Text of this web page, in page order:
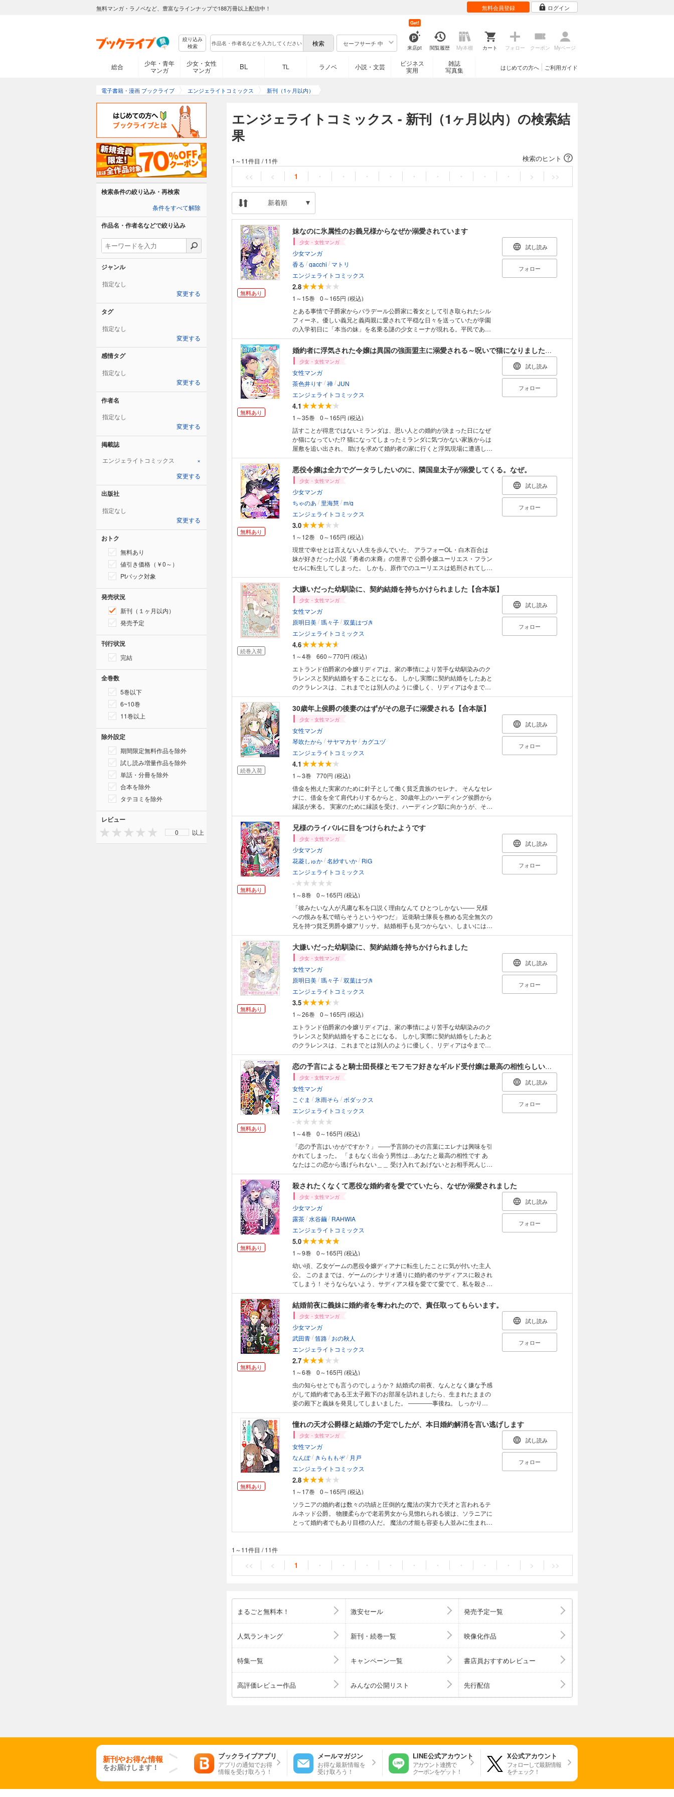
無料マンガ・ラノベなど、豊富なラインナップで188万冊以上配信中！ 無料会員登録 ログイン
絞り込み
検索
セーフサーチ 中
来店pt
Get!
閲覧履歴 My本棚 カート フォロー クーポン Myページ
総合
少年・青年
マンガ
少女・女性
マンガ
BL TL ラノベ 小説・文芸
ビジネス
実用
雑誌
写真集
ご利用ガイド
はじめての方へ
電子書籍・漫画 ブックライブ エンジェライトコミックス 新刊（1ヶ月以内）
エンジェライトコミックス - 新刊（1ヶ月以内）の検索結
果
検索のヒント
1～11件目 /11件
<< < 1 ・ ・ ・ ・ ・ ・ ・ ・ ・ > >>
新着順
無料あり
妹なのに氷属性のお義兄様からなぜか溺愛されています
少女・女性マンガ
少女マンガ
香る /gacchi / マトリ
エンジェライトコミックス
2.8
1～15巻
0～165円 (税込)
とある事情で子爵家からバラデール公爵家に養女として引き取られたシル
フィーネ。優しい義兄と義両親に愛されて平穏な日々を送っていたが学園
の入学初日に「本当の妹」を名乗る謎の少女ミーナが現れる。平民であり
ながら強い魔力で学園に入学し次々と周りを味方につけていくミーナに、
シルフィーネは身に覚えのない罪を着せられて… 義両親はミーナが妹であ
ることを否定するものの、義兄とよく似た容姿に平民とは思えない魔力を
もつミーナ。彼女は一体何者なのか？ 家族の秘密と義兄妹の愛が交差す
試し読み
フォロー
無料あり
婚約者に浮気された令嬢は異国の強面盟主に溺愛される～呪いで猫になりましたが、毎日モフられています～
少女・女性マンガ
女性マンガ
茶色井りす/禅/JUN
エンジェライトコミックス
4.1
1～35巻
0～165円 (税込)
話すことが得意ではないミランダは、思い人との婚約が決まった日になぜ
か猫になっていた!? 猫になってしまったミランダに気づかない家族からは
屋敷を追い出され、 助けを求めて婚約者の家に行くと浮気現場に遭遇し、
途方に暮れて彷徨うミランダ。 そんなミランダを救ったのは動物好きな強
面青年のバークで――。 バークは女運が超絶悪く女嫌いだったが、 猫だ
と思っているミランダには優しく甘やかし、ミランダもバークの優しさに
傷ついた心が癒されていく。 そんなある日、とあるきっかけで人間の姿に
試し読み
フォロー
無料あり
悪役令嬢は全力でグータラしたいのに、隣国皇太子が溺愛してくる。なぜ。
少女・女性マンガ
少女マンガ
ちゃのあ / 里海慧/m/g
エンジェライトコミックス
3.0
1～12巻
0～165円 (税込)
現世で幸せとは言えない人生を歩んでいた、 アラフォーOL・白木百合は
妹が好きだった小説『勇者の末裔』の世界で 公爵令嬢ユーリエス・フラン
セルに転生してしまった。 しかも、原作でのユーリエスは処刑されてしま
う バッドエンド確定の悪役令嬢だった！ 『現世だけでなく、転生した世
界でも不運な人生は歩みたくない！』 処刑回避のため王太子との婚約者を
辞退し、 有能で頼りがいのある護衛騎士フレッドの協力のもと隣国で事業
を立ち上げ 今度こそ幸せで悠々自適の暮らしを送ろうと物語への抵抗を始
める。 必死の努力の甲斐もあり、自分の人生を楽しむ目途も立ち、 働き
詰めだった前世の反動から これからは思いっきりダラダラ過ごすと決意し
たものの……。 王太子が復縁を迫ってきたり、 さらにはフレッドまでも
が求婚してきて――!？ 「……俺をただの男として見てもらえません
か？」 転生した世界では皇太子に溺愛される 幸せいっぱいのハートフル
ストーリー！ 【毎月第一木曜日配信予定】
試し読み
フォロー
続巻入荷
大嫌いだった幼馴染に、契約結婚を持ちかけられました【合本版】
少女・女性マンガ
女性マンガ
原明日美/瑪々子/双葉はづき
エンジェライトコミックス
4.6
1～4巻
660～770円 (税込)
エトランド伯爵家の令嬢リディアは、家の事情により苦手な幼馴染みのク
ラレンスと契約結婚をすることになる。 しかし実際に契約結婚をしたあと
のクラレンスは、これまでとは別人のように優しく、リディアは今までと
の違いに戸惑っていく。 徐々にリディアのクラレンスへの思いは変わ
り……。 大嫌いだったはずの幼馴染みとの契約結婚によってリディアの人
生がまるっと変わるラブストーリーのはじまり！ 【合本版限定 描き下ろ
し特典漫画収録！】 ※本作品は『大嫌いだった幼馴染に、契約結婚を持ち
かけられました』第1巻～6巻を収録した合本版です。
試し読み
フォロー
続巻入荷
30歳年上侯爵の後妻のはずがその息子に溺愛される【合本版】
少女・女性マンガ
女性マンガ
琴吹たから /サヤマカヤ / カグユヅ
エンジェライトコミックス
4.1
1～3巻
770円 (税込)
借金を抱えた実家のために針子として働く貧乏貴族のセレナ。 そんなセレ
ナに、借金を全て肩代わりするからと、30歳年上のハーディング侯爵から
縁談が来る。 実家のために縁談を受け、ハーディング邸に向かうが、そこ
にいたのは女性たちから熱い視線を集める息子のフェリクスだった！ どう
やら結婚相手は30歳年上の侯爵ではなく、その息子のフェリクスのようで
――！？ 「思った通り甘い香りがするね」冷たいと思っていたフェリクス
になぜかセレナは戸惑うくらいに溺愛される――。 【合本版限定 描き下
ろし特典漫画収録！】 ※本作品は『30歳年上侯爵の後妻のはずがその息子
に溺愛される』第1巻～6巻を収録した合本版です。
試し読み
フォロー
無料あり
兄様のライバルに目をつけられたようです
少女・女性マンガ
少女マンガ
花菱しゅか/名紗すいか/ RiG
エンジェライトコミックス
-
1～8巻
0～165円 (税込)
「彼みたいな人が凡庸な私を口説く理由なんて ひとつしかない―― 兄様
への恨みを私で晴らそうというやつだ」 近衛騎士隊長を務める完全無欠の
兄を持つ貧乏男爵令嬢アリッサ。 結婚相手も見つからない、しまいには兄
との違いに落胆されるような 日々を送っていた彼女はある日、兄の同僚を
名乗る騎士セオルドに出会う。 華やかな王子様顔に紳士的で優しい彼に一
瞬で心を開いたアリッサは、 その日のうちに食事に誘われ舞い上がってい
た。 そう、すっかり忘れていたのだ。兄のことを目の敵にするライバルが
いたことなど――。 ひとりの男にコンプレックスを抱えるふたりが出会
う“運命の”溺愛ロマンス開幕！！ 【毎月第4木曜日配信予定】
試し読み
フォロー
無料あり
大嫌いだった幼馴染に、契約結婚を持ちかけられました
少女・女性マンガ
女性マンガ
原明日美/瑪々子/双葉はづき
エンジェライトコミックス
3.5
1～26巻
0～165円 (税込)
エトランド伯爵家の令嬢リディアは、家の事情により苦手な幼馴染みのク
ラレンスと契約結婚をすることになる。 しかし実際に契約結婚をしたあと
のクラレンスは、これまでとは別人のように優しく、リディアは今までと
の違いに戸惑っていく。 するとリディアたちが通う学園で、クラレンスと
の結婚に嫉妬した生徒たちからリディアに対するいじめが発生し…。 なん
とか対処しようとしている一方で、クラレンスの隠していた秘密を知って
しまうリディア。 徐々にリディアのクラレンスへの思いは変わり……。
大嫌いだったはずの幼馴染みとの契約結婚によってリディアの人生がまる
っと変わるラブストーリーのはじまり！ 【毎月 第四火曜日配信予定】
試し読み
フォロー
無料あり
恋の予言によると騎士団長様とモフモフ好きなギルド受付嬢は最高の相性らしいです。
少女・女性マンガ
女性マンガ
こぐま / 氷雨そら / ボダックス
エンジェライトコミックス
-
1～4巻
0～165円 (税込)
「恋の予言はいかがですか？」 ――予言師のその言葉にエレナは興味を引
かれてしまった。 「まもなく出会う男性は…あなたと最高の相性です あ
なたはこの恋から逃げられない＿＿ 受け入れてあげないとお相手死んじゃ
うんで」 予言師にそう告げられた相手は、王国騎士団長のレイ・ハルト
卿。 その人はエレナにとって淡い憧れに似た初恋の相手。 「…もう忘れ
よう！仕事に集中しないと！」 そんな彼女に騎士団へ魔法薬を届けに行く
仕事が任される。 そこに居たのは言葉を話す傷ついた銀の犬 彼女は知ら
試し読み
フォロー
無料あり
殺されたくなくて悪役な婚約者を愛でていたら、なぜか溺愛されました
少女・女性マンガ
少女マンガ
露茶/水谷繭/ RAHWIA
エンジェライトコミックス
5.0
1～9巻
0～165円 (税込)
幼い頃、乙女ゲームの悪役令嬢ディアナに転生したことに気が付いた主人
公。 このままでは、ゲームのシナリオ通りに婚約者のサディアスに殺され
てしまう！ そうならないよう、サディアス様を愛でて愛でて、私を殺さな
い、いい子に育ててあげなければ！ しかし、ディアナが前世の記憶を取り
戻したときにはすでに、サディアスとの関係は最悪だった。 優しくしても
疑いを持たれ、猜疑心を拭い去るのは難しそう。 だけど、婚約者をほだせ
なければ――殺されてしまう。 はたして、ディアナの運命は!? 【毎月第3
木曜日配信予定】
試し読み
フォロー
無料あり
結婚前夜に義妹に婚約者を奪われたので、責任取ってもらいます。
少女・女性マンガ
少女マンガ
武田青/笛路/ おの秋人
エンジェライトコミックス
2.7
1～6巻
0～165円 (税込)
虫の知らせとでも言うのでしょうか？ 結婚式の前夜、なんとなく嫌な予感
がして婚約者である王太子殿下のお部屋を訪れましたら、生まれたままの
姿の殿下と義妹を発見してしまいました。 ――――事後ね。 しっかりと
責任を取ってもらいましょう。覚悟は、よろしくて？ そう意気込んでニコ
レッタが乗り込んだ先は――――？ 初々しい想いと、絡まる様々な思惑と
悪意。それらに翻弄されながらも前を向くニコレッタ。 彼女を見守りつ
つ、隣で支えてくれたのは、国王陛下――ジェラルド。 来たる決戦（断
試し読み
フォロー
無料あり
憧れの天才公爵様と結婚の予定でしたが、本日婚約解消を言い逃げします
少女・女性マンガ
女性マンガ
なんぽ/ きらももぞ/ 月戸
エンジェライトコミックス
2.8
1～17巻
0～165円 (税込)
ソラニアの婚約者は数々の功績と圧倒的な魔法の実力で天才と言われるテ
ルネッド公爵。 物腰柔らかで老若男女から見惚れられる彼は、ソラニアに
とって婚約者でもあり目標の人だ。 魔法の才能も容姿も人並みに生まれた
ソラニアは、彼に認められたいがために努力を重ね秀才と呼ばれるまでに
とになったのか？そして、作戦を決行したソラニアに待ち受ける未来とは
――？ 【毎月 第三木曜日配信予定】
試し読み
フォロー
1～11件目 /11件
<< < 1 ・ ・ ・ ・ ・ ・ ・ ・ ・ > >>
まるごと無料本！ 激安セール 発売予定一覧
人気ランキング 新刊・続巻一覧 映像化作品
特集一覧 キャンペーン一覧 書店員おすすめレビュー
高評価レビュー作品 みんなの公開リスト 先行配信
検索条件の絞り込み・再検索
条件をすべて解除
作品名・作者名などで絞り込み
ジャンル
指定なし
変更する
タグ
指定なし
変更する
感情タグ
指定なし
変更する
作者名
指定なし
変更する
掲載誌
エンジェライトコミックス ×
変更する
出版社
指定なし
変更する
おトク
無料あり
値引き価格（￥0～）
Ptバック対象
発売状況
新刊（１ヶ月以内）
発売予定
刊行状況
完結
全巻数
5巻以下
6~10巻
11巻以上
除外設定
期間限定無料作品を除外
試し読み増量作品を除外
単話・分冊を除外
合本を除外
タテヨミを除外
レビュー
0 以上
新刊やお得な情報
をお届けします！
ブックライブアプリ
アプリの通知でお得
情報を受け取ろう！
メールマガジン
お得な最新情報を
受け取ろう！
LINE公式アカウント
アカウント連携で
クーポンをゲット！
X公式アカウント
フォローして最新情報
をチェック！